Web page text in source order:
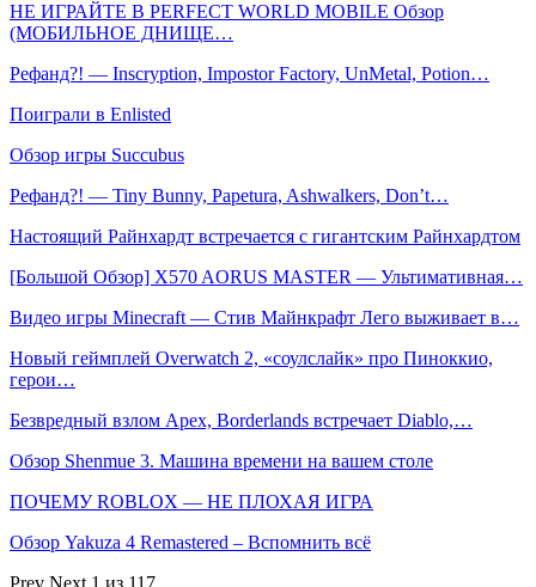
НЕ ИГРАЙТЕ В PERFECT WORLD MOBILE Обзор
(МОБИЛЬНОЕ ДНИЩЕ…
Рефанд?! — Inscryption, Impostor Factory, UnMetal, Potion…
Поиграли в Enlisted
Обзор игры Succubus
Рефанд?! — Tiny Bunny, Papetura, Ashwalkers, Don’t…
Настоящий Райнхардт встречается с гигантским Райнхардтом
[Большой Обзор] X570 AORUS MASTER — Ультимативная…
Видео игры Minecraft — Стив Майнкрафт Лего выживает в…
Новый геймплей Overwatch 2, «соулслайк» про Пиноккио,
герои…
Безвредный взлом Apex, Borderlands встречает Diablo,…
Обзор Shenmue 3. Машина времени на вашем столе
ПОЧЕМУ ROBLOX — НЕ ПЛОХАЯ ИГРА
Обзор Yakuza 4 Remastered – Вспомнить всё
Prev Next 1 из 117